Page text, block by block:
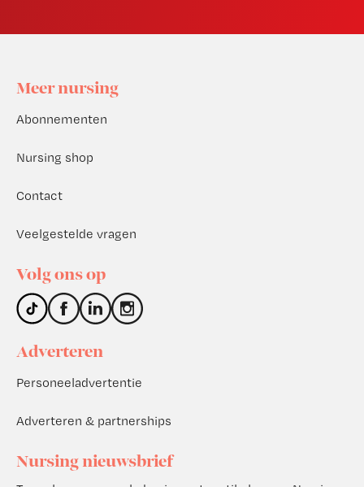
Footer
Meer nursing
Abonnementen
Nursing shop
Contact
Veelgestelde vragen
Volg ons op
Adverteren
Personeeladvertentie
Adverteren & partnerships
Nursing nieuwsbrief